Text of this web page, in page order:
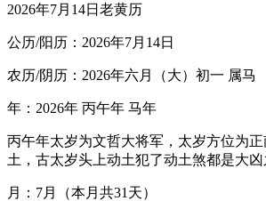
2026年7月14日老黄历
公历/阳历：2026年7月14日
农历/阴历：2026年六月（大）初一 属马
年：2026年 丙午年 马年
丙午年太岁为文哲大将军，太岁方位为
土，古太岁头上动土犯了动土煞都是大凶
月：7月（本月共31天）